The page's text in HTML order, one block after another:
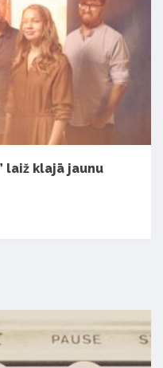
laiž klajā jaunu